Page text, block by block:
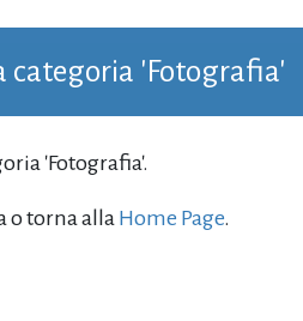
categoria 'Fotografia'
'Fotografia'.
o torna alla Home Page.